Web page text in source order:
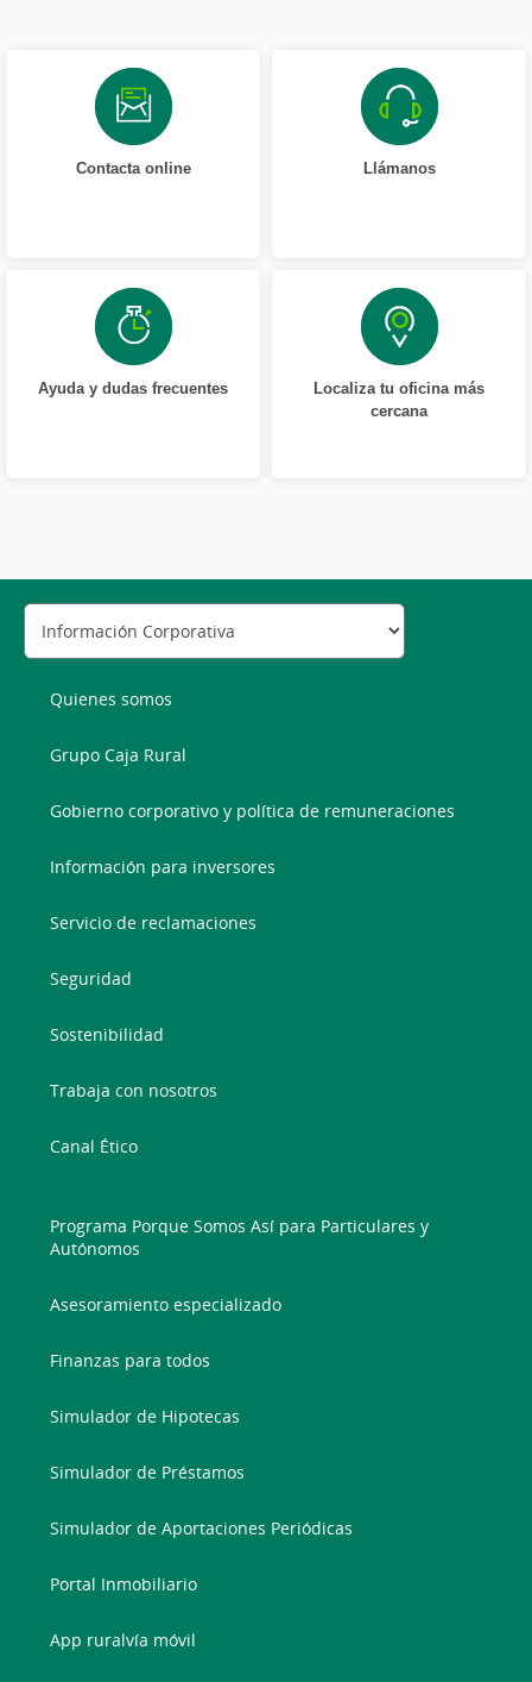
Contacta online Llámanos
Ayuda y dudas frecuentes
Localiza tu oficina más
cercana
Quienes somos
Grupo Caja Rural
Gobierno corporativo y política de remuneraciones
Información para inversores
Servicio de reclamaciones
Seguridad
Sostenibilidad
Trabaja con nosotros
Canal Ético
Programa Porque Somos Así para Particulares y
Autónomos
Asesoramiento especializado
Finanzas para todos
Simulador de Hipotecas
Simulador de Préstamos
Simulador de Aportaciones Periódicas
Portal Inmobiliario
App ruralvía móvil